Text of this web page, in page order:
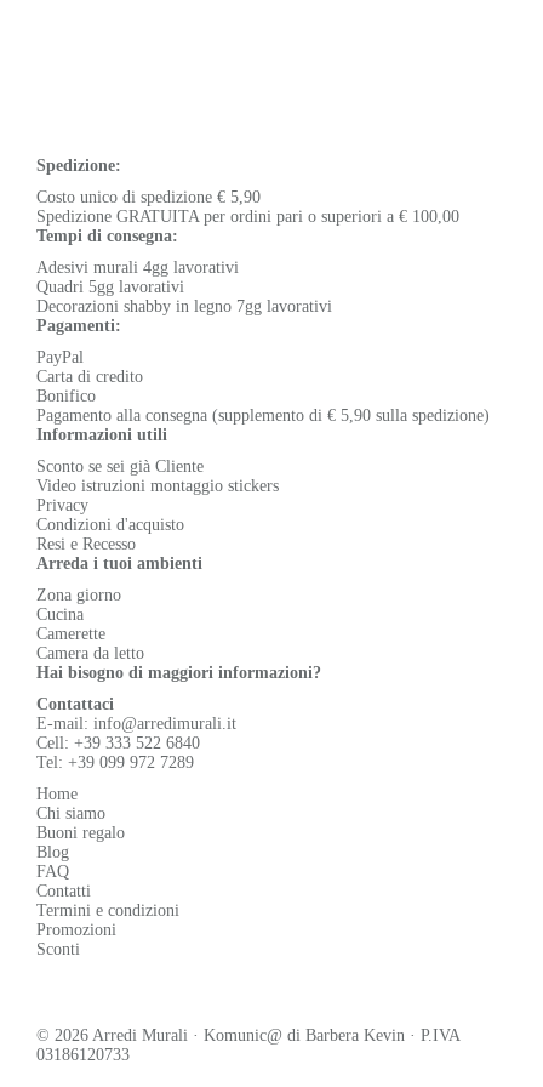
Spedizione:
Costo unico di spedizione € 5,90
Spedizione GRATUITA per ordini pari o superiori a € 100,00
Tempi di consegna:
Adesivi murali 4gg lavorativi
Quadri 5gg lavorativi
Decorazioni shabby in legno 7gg lavorativi
Pagamenti:
PayPal
Carta di credito
Bonifico
Pagamento alla consegna (supplemento di € 5,90 sulla spedizione)
Informazioni utili
Sconto se sei già Cliente
Video istruzioni montaggio stickers
Privacy
Condizioni d'acquisto
Resi e Recesso
Arreda i tuoi ambienti
Zona giorno
Cucina
Camerette
Camera da letto
Hai bisogno di maggiori informazioni?
Contattaci
E-mail: info@arredimurali.it
Cell: +39 333 522 6840
Tel: +39 099 972 7289
Home
Chi siamo
Buoni regalo
Blog
FAQ
Contatti
Termini e condizioni
Promozioni
Sconti
© 2026 Arredi Murali · Komunic@ di Barbera Kevin · P.IVA
03186120733